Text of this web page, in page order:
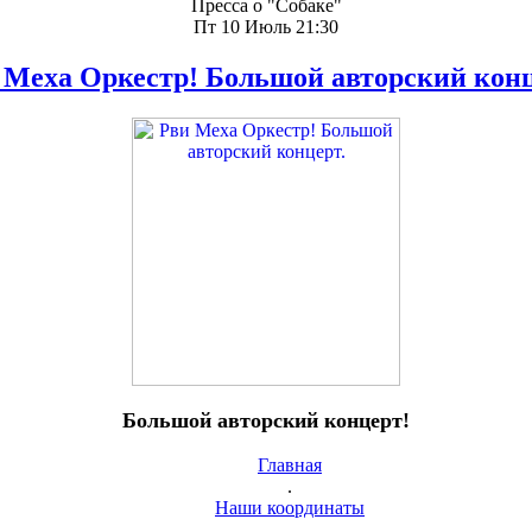
Пресса о "Собаке"
Пт 10 Июль 21:30
Оркестр! Большой авторский
Большой авторский концерт!
Главная
.
Наши координаты